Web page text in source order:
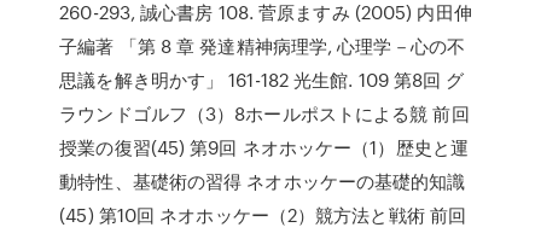
260-293, 誠心書房 108. 菅原ますみ (2005) 内田伸
子編著 「第 8 章 発達精神病理学, 心理学－心の不
思議を解き明かす」 161-182 光生館. 109 第8回 グ
ラウンドゴルフ（3）8ホールポストによる競 前回
授業の復習(45) 第9回 ネオホッケー（1）歴史と運
動特性、基礎術の習得 ネオホッケーの基礎的知識
(45) 第10回 ネオホッケー（2）競方法と戦術 前回